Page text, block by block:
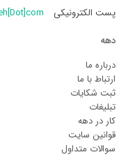
پست الکترونیکی
دهه
درباره ما
ارتباط با ما
ثبت شکایات
تبلیغات
کار در دهه
قوانین سایت
سوالات متداول